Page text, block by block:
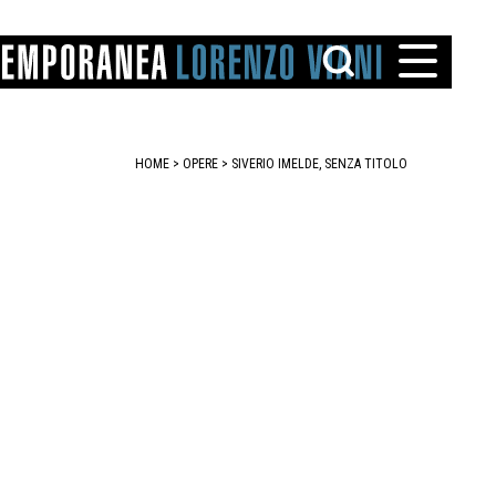
HOME > OPERE > SIVERIO IMELDE, SENZA TITOLO